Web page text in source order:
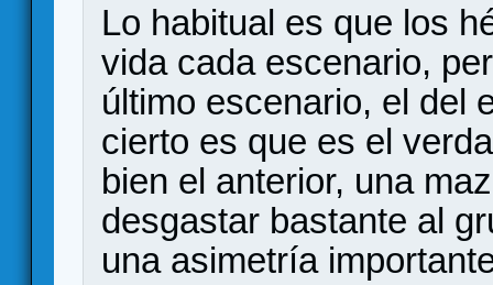
Lo habitual es que los
vida cada escenario,
último escenario, el del
cierto es que es el
bien el anterior, una
desgastar bastante al
una asimetría